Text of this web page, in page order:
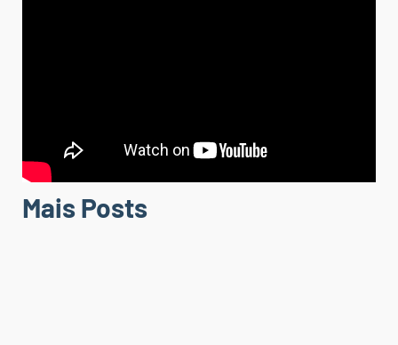
Mais Posts